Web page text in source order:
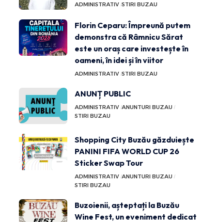
ADMINISTRATIV STIRI BUZAU
Florin Ceparu: Împreună putem
demonstra că Râmnicu Sărat
este un oraș care investește în
oameni, în idei și în viitor
ADMINISTRATIV STIRI BUZAU
ANUNȚ PUBLIC
ADMINISTRATIV ANUNTURI BUZAU
STIRI BUZAU
Shopping City Buzău găzduiește
PANINI FIFA WORLD CUP 26
Sticker Swap Tour
ADMINISTRATIV ANUNTURI BUZAU
STIRI BUZAU
Buzoienii, așteptați la Buzău
Wine Fest, un eveniment dedicat